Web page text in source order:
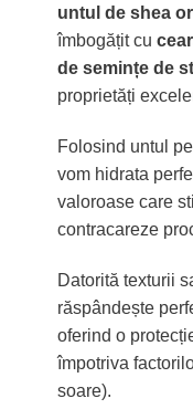
untul de shea
îmbogățit cu
de semințe de
proprietăți
Folosind untul
vom hidrata
valoroase care
contracareze
Datorită texturii
răspândește
oferind o
împotriva
soare).